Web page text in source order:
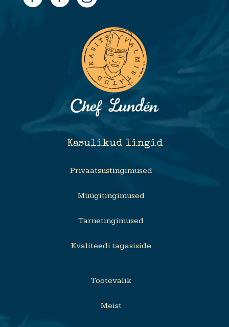
Kasulikud lingid
Privaatsustingimused
Müügitingimused
Tarnetingimused
Kvaliteedi tagasiside
Tootevalik
Meist